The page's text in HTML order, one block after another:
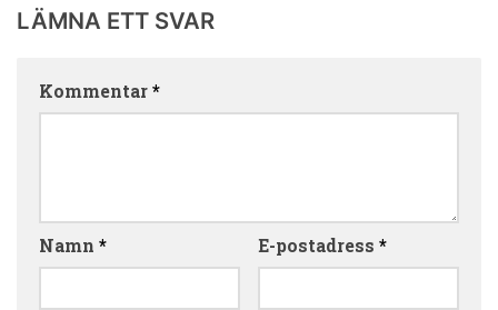
LÄMNA ETT SVAR
Kommentar*
Namn * E-postadress *